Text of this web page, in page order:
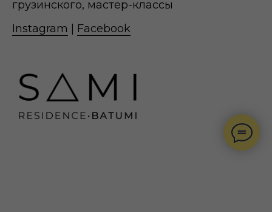
грузинского, мастер-классы
Instagram
Facebook